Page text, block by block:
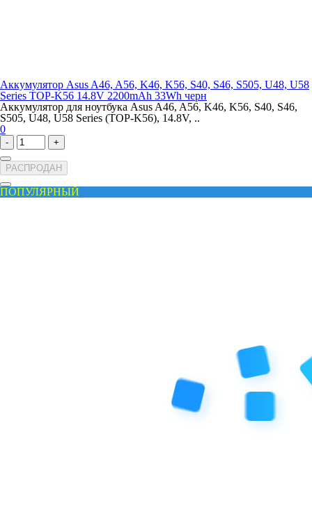
Аккумулятор Asus A46, A56, K46, K56, S40, S46, S505, U48, U58
Series TOP-K56 14.8V 2200mAh 33Wh черн
Аккумулятор для ноутбука Asus A46, A56, K46, K56, S40, S46,
S505, U48, U58 Series (TOP-K56), 14.8V, ..
0
- +
РАСПРОДАН
ПОПУЛЯРНЫЙ